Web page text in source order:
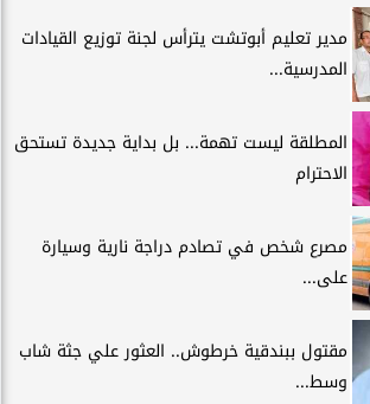
مدير تعليم أبوتشت يترأس لجنة توزيع القيادات
المدرسية...
المطلقة ليست تهمة... بل بداية جديدة تستحق
الاحترام
مصرع شخص في تصادم دراجة نارية وسيارة
على...
مقتول ببندقية خرطوش.. العثور علي جثة شاب
وسط...